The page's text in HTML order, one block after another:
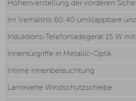
Höhenverstellung der vorderen
Im Verhältnis 60:40 umklappbare
Induktions-Telefonladegerät 15 W
Innentürgriffe in Metallic-Optik
Intime Innenbeleuchtung
Laminierte Windschutzscheibe